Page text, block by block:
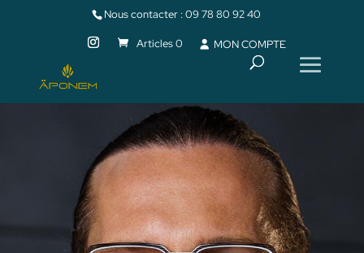
Nous contacter :09 78 80 92 40
Articles 0 MON COMPTE